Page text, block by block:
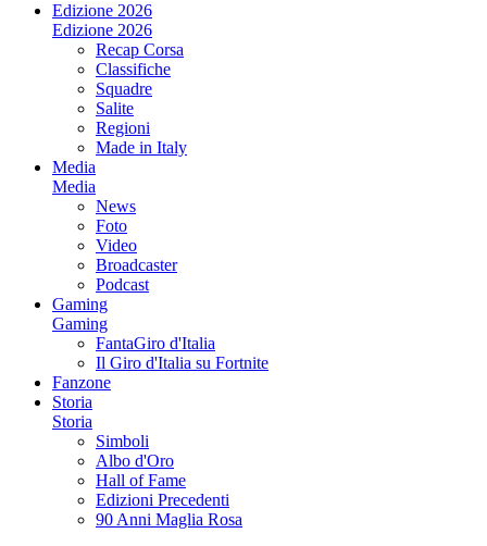
Edizione 2026
Edizione 2026
Recap Corsa
Classifiche
Squadre
Salite
Regioni
Made in Italy
Media
Media
News
Foto
Video
Broadcaster
Podcast
Gaming
Gaming
FantaGiro d'Italia
Il Giro d'Italia su Fortnite
Fanzone
Storia
Storia
Simboli
Albo d'Oro
Hall of Fame
Edizioni Precedenti
90 Anni Maglia Rosa